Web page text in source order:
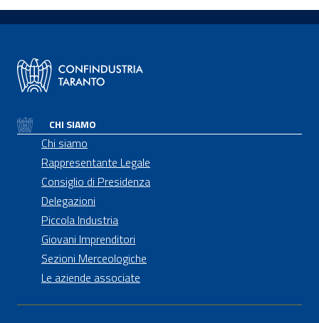
CHI SIAMO
Chi siamo
Rappresentante Legale
Consiglio di Presidenza
Delegazioni
Piccola Industria
Giovani Imprenditori
Sezioni Merceologiche
Le aziende associate